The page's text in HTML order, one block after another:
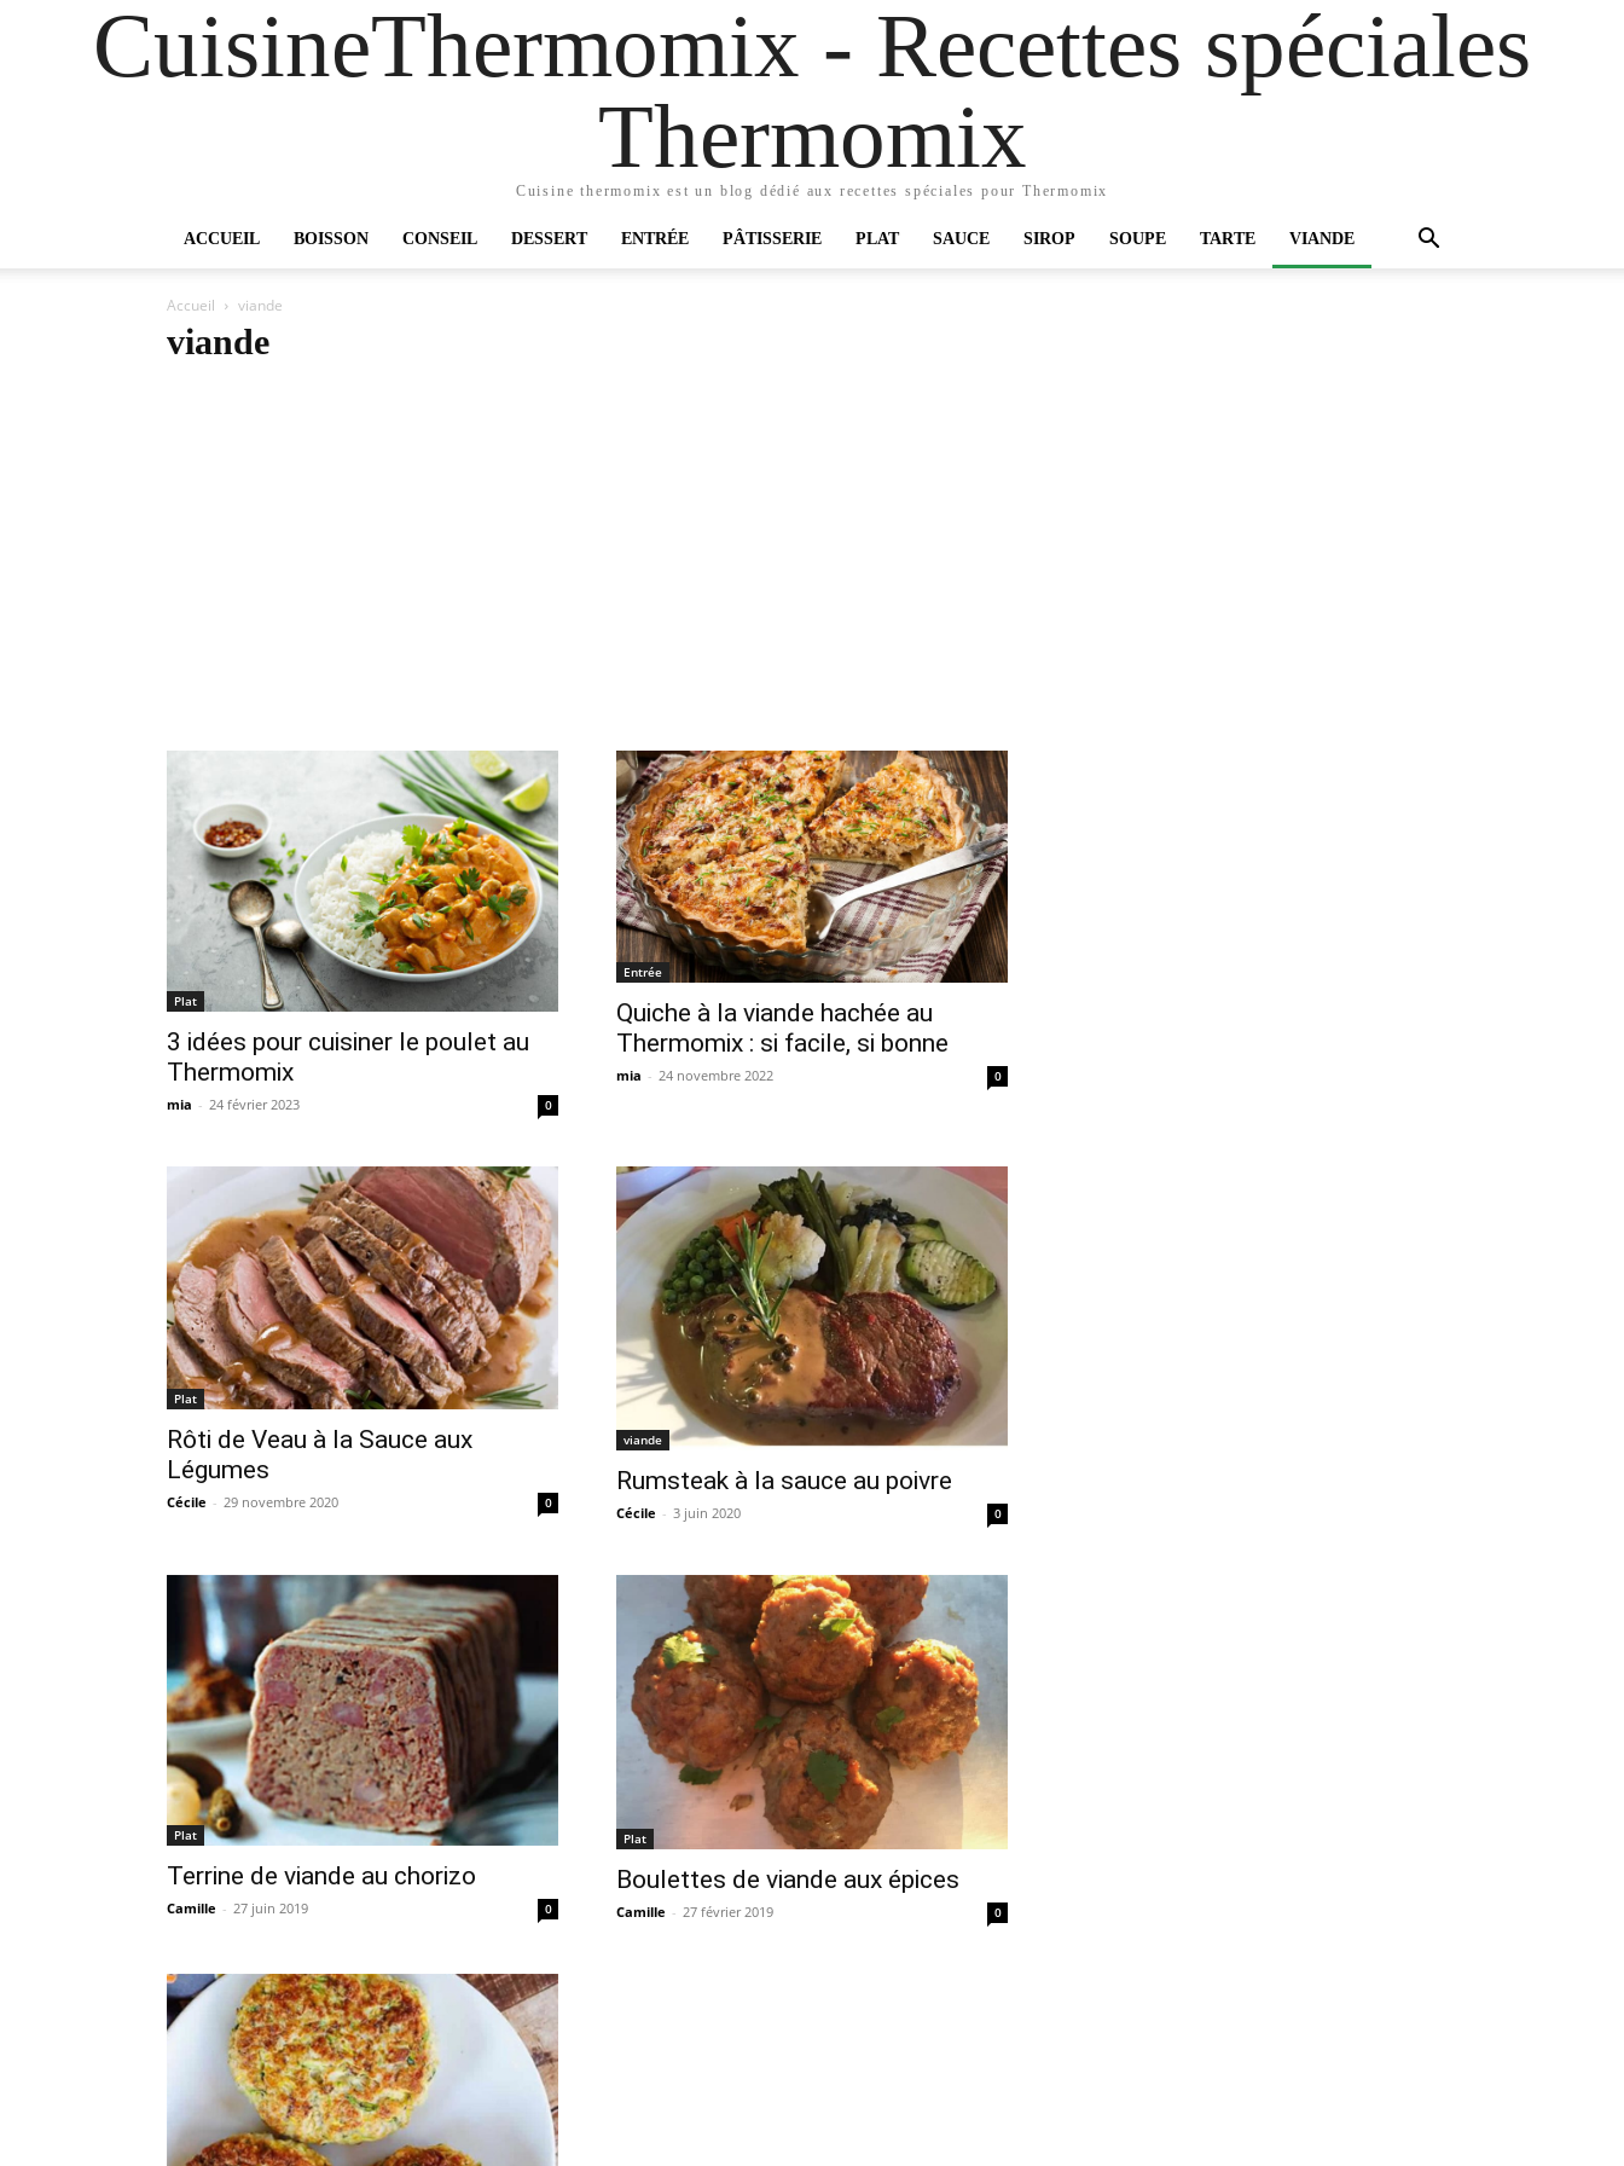
CuisineThermomix - Recettes spéciales
Thermomix
Cuisine thermomix est un blog dédié aux recettes spéciales pour Thermomix
ACCUEIL BOISSON CONSEIL DESSERT ENTRÉE PÂTISSERIE PLAT SAUCE SIROP SOUPE TARTE VIANDE
Accueil viande
viande
Plat
3 idées pour cuisiner le poulet au
Thermomix
mia - 24 février 2023 0
Entrée
Quiche à la viande hachée au
Thermomix : si facile, si bonne
mia - 24 novembre 2022 0
Plat
Rôti de Veau à la Sauce aux
Légumes
Cécile - 29 novembre 2020 0
viande
Rumsteak à la sauce au poivre
Cécile - 3 juin 2020 0
Plat
Terrine de viande au chorizo
Camille - 27 juin 2019 0
Plat
Boulettes de viande aux épices
Camille - 27 février 2019 0